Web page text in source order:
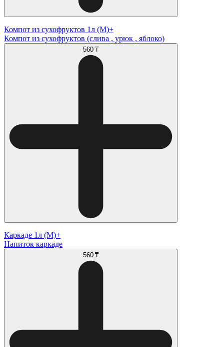
Компот из сухофруктов 1л (М)+
Компот из сухофруктов (слива , урюк , яблоко)
560 ₸
Каркаде 1л (М)+
Напиток каркаде
560 ₸